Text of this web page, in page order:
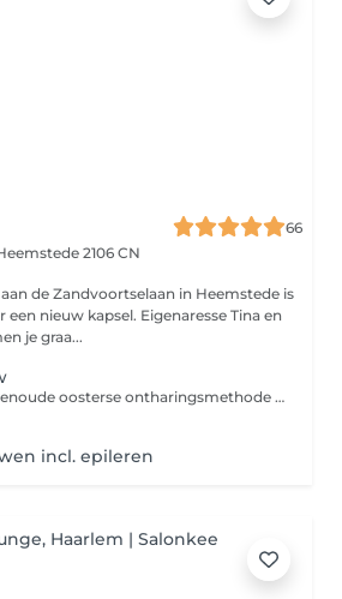
66
2106 CN
de Zandvoortselaan in Heemstede is
nieuw kapsel. Eigenaresse Tina en
je graa...
Threaden is een eeuwenoude oosterse ontharingsmethode die zeer geschikt is voor het gezicht. De haartjes worden met katoenen draden verwijderd, waardoor heel precies en snel gewerkt kan worden. Je kunt kiezen uit je gezicht of gezicht en wenkbrauwen.
incl. epileren